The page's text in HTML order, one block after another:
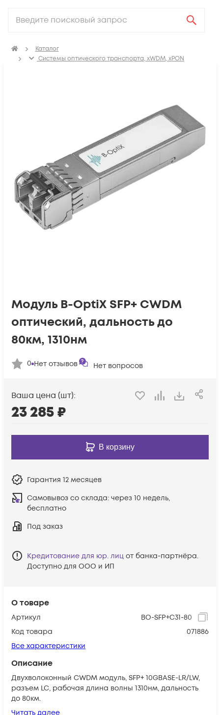
Каталог
Системы оптического транспорта, xWDM, xPON
О товаре
Артикул
BO-SFP+C31-80
Код товара
071886
Все характеристики
Описание
Двухволоконный CWDM модуль, SFP+ 10GBASE-LR/LW,
разъем LC, рабочая длина волны 1310нм, дальность
до 80км.
Читать далее
Модуль B-OptiX SFP+ CWDM
оптический, дальность до
80км, 1310нм
0 Нет отзывов Нет вопросов
Ваша цена (шт):
23 285₽
В корзину
Гарантия 12 месяцев
Самовывоз со склада: через 10 недель,
бесплатно
Под заказ
Кредитование для юр. лиц от банка-партнёра.
Доступно для ООО и ИП